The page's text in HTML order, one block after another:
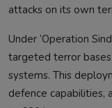
attacks on its own
Under ‘Operation
targeted terror
systems. This
defence capabilities,